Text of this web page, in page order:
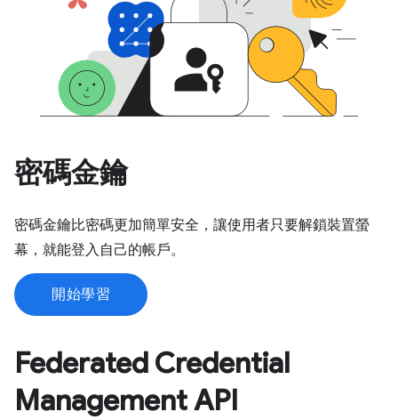
密碼金鑰
密碼金鑰比密碼更加簡單安全，讓使用者只要解鎖裝置螢
幕，就能登入自己的帳戶。
開始學習
Federated Credential
Management API